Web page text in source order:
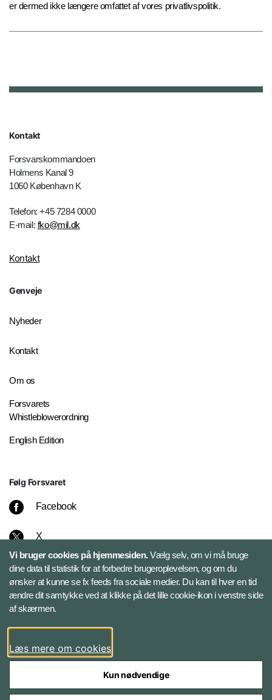
er dermed ikke længere omfattet af vores privatlivspolitik.
Kontakt
Forsvarskommandoen
Holmens Kanal 9
1060 København K
Telefon: +45 7284 0000
E-mail: fko@mil.dk
Kontakt
Genveje
Nyheder
Kontakt
Om os
Forsvarets
Whistleblowerordning
English Edition
Følg Forsvaret
Facebook
X
Instagram
Bluesky
LinkedIn
Vi bruger cookies på hjemmesiden.Vælg selv, om vi må bruge
dine data til statistik for at forbedre brugeroplevelsen, og om du
ønsker at kunne se fx feeds fra sociale medier. Du kan til hver en tid
ændre dit samtykke ved at klikke på det lille cookie-ikon i venstre side
af skærmen.
Læs mere om cookies
Kun nødvendige